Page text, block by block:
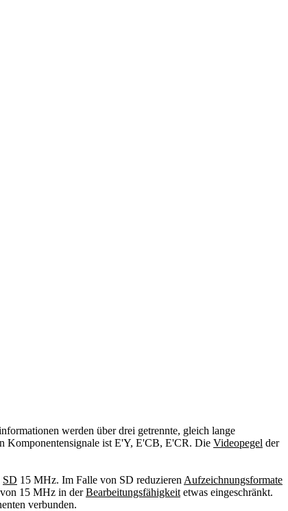
werden über drei getrennte, gleich lange
Komponentensignale ist E'Y, E'CB, E'CR. Die Videopegel der
SD 15 MHz. Im Falle von SD reduzieren Aufzeichnungsformate
von 15 MHz in derBearbeitungsfähigkeit etwas eingeschränkt.
verbunden.